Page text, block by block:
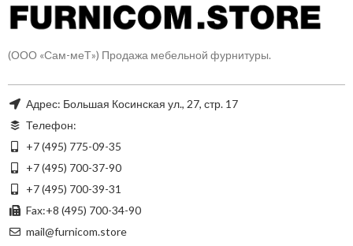
(ООО «Сам-меТ») Продажа мебельной фурнитуры.
Адрес: Большая Косинская ул., 27, стр. 17
Телефон:
+7 (495) 775-09-35
+7 (495) 700-37-90
+7 (495) 700-39-31
Fax:+8 (495) 700-34-90
mail@furnicom.store